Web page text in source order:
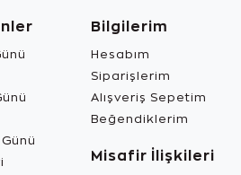
Bilgilerim
Hesabım
Siparişlerim
Alışveriş Sepetim
Beğendiklerim
Misafir İlişkileri